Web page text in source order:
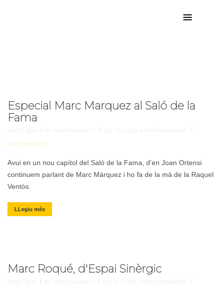
Especial Marc Marquez al Saló de la
Fama
14 OCT. 2024 / BY RADIO VILAFANT / LES VEUS DEL MATÍ PROGRAMES /
NO COMMENTS
Avui en un nou capítol del Saló de la Fama, d’en Joan Ortensi
continuem parlant de Marc Márquez i ho fa de la mà de la Raquel
Ventós.
LLegiu més
Marc Roqué, d'Espai Sinèrgic
30 SET. 2024 / BY RADIO VILAFANT / LES VEUS DEL MATÍ PROGRAMES /